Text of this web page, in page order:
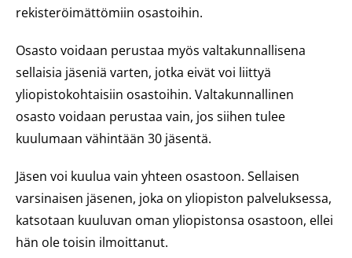
rekisteröimättömiin osastoihin.
Osasto voidaan perustaa myös valtakunnallisena
sellaisia jäseniä varten, jotka eivät voi liittyä
yliopistokohtaisiin osastoihin. Valtakunnallinen
osasto voidaan perustaa vain, jos siihen tulee
kuulumaan vähintään 30 jäsentä.
Jäsen voi kuulua vain yhteen osastoon. Sellaisen
varsinaisen jäsenen, joka on yliopiston palveluksessa,
katsotaan kuuluvan oman yliopistonsa osastoon, ellei
hän ole toisin ilmoittanut.